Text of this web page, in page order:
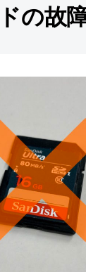
の故